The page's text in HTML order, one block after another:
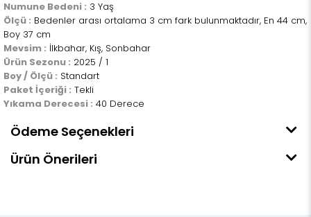
Numune Bedeni : 3 Yaş
Ölçü : Bedenler arası ortalama 3 cm fark bulunmaktadır, En 44 cm,
Boy 37 cm
Mevsim : İlkbahar, Kış, Sonbahar
Ürün Sezonu : 2025 / 1
Boy / Ölçü : Standart
Paket İçeriği : Tekli
Yıkama Derecesi : 40 Derece
Ödeme Seçenekleri
Ürün Önerileri